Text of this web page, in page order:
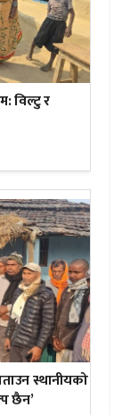
विल्टु र
स्थानीयको
छैन’